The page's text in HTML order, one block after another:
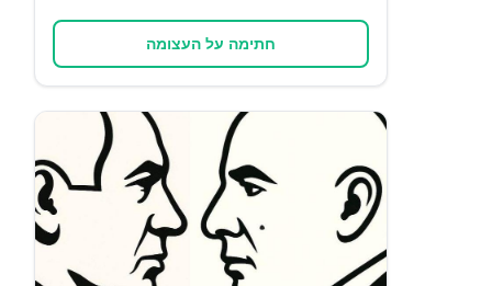
חתימה על העצומה